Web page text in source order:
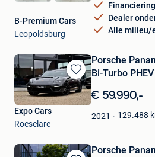
Dealer
Alle milieu/
B-Premium Cars
Leopoldsburg
Bewaren
in
Mijn
Favorieten
Porsche
Bi-Turbo
€ 59.990,-
2021 129.488
Expo Cars
Roeselare
Porsche